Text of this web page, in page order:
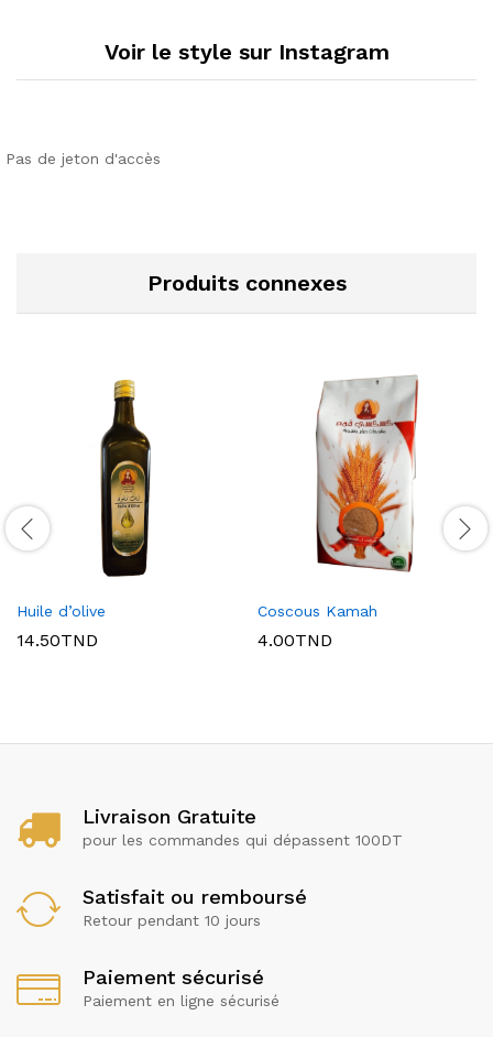
Voir le style sur Instagram
Pas de jeton d'accès
Produits connexes
Huile d’olive
14.50TND
Coscous Kamah
4.00TND
Livraison Gratuite
pour les commandes qui dépassent 100DT
Satisfait ou remboursé
Retour pendant 10 jours
Paiement sécurisé
Paiement en ligne sécurisé